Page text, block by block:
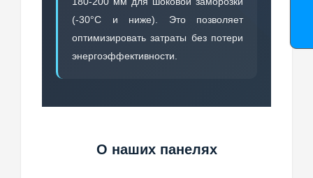
(-30°C и ниже). Это позволяет
оптимизировать затраты без потери
энергоэффективности.
О наших панелях